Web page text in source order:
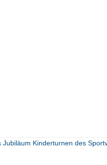
Jubiläum Kinderturnen des